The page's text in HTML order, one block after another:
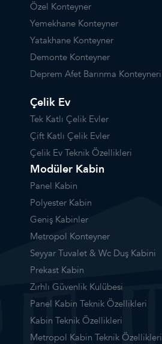
Özel Konteyner
Yemekhane Konteyner
Yatakhane Konteyner
Demonte Konteyner
Deprem Afet Barınma Konteyneri
Çelik Ev
Tek Katlı Çelik Evler
Çift Katlı Çelik Evler
Çelik Ev Teknik Özellikleri
Modüler Kabin
Panel Kabin
Polyester Kabin
Geniş Kabinler
Metropol Konteyner
Seyyar Tuvalet & Wc Duş Kabini
Prekast Kabin
Zırhlı Güvenlik Kulübesi
Panel Kabin Teknik Özellikleri
Kabin Teknik Özellikleri
Metropol Kabin Teknik Özellikleri